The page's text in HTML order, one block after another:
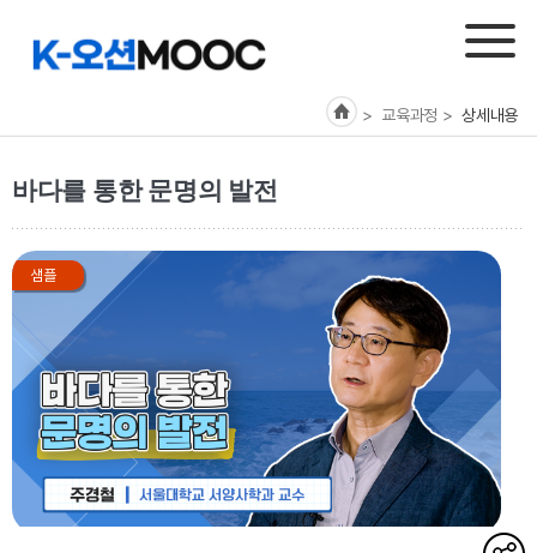
> 교육과정 >상세내용
바다를 통한 문명의 발전
샘플
해당